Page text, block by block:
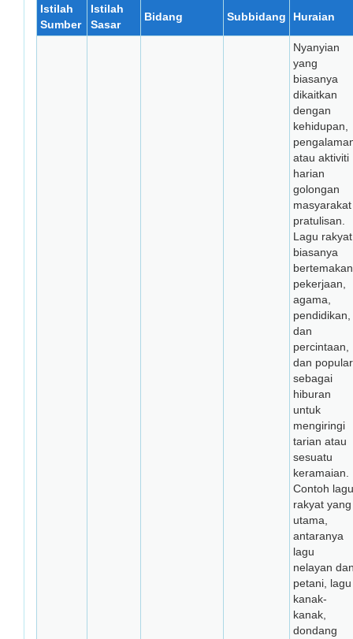
Istilah
Sumber
Istilah
Sasar
Bidang Subbidang Huraian
Nyanyian
yang
biasanya
dikaitkan
dengan
kehidupan,
atau aktiviti
harian
golongan
masyarakat
pratulisan.
Lagu rakyat
biasanya
bertemakan
pekerjaan,
agama,
pendidikan,
dan
percintaan,
dan popular
sebagai
hiburan
untuk
mengiringi
tarian atau
sesuatu
keramaian.
Contoh lagu
rakyat yang
utama,
antaranya
lagu
nelayan
petani, lagu
kanak-
kanak,
dondang